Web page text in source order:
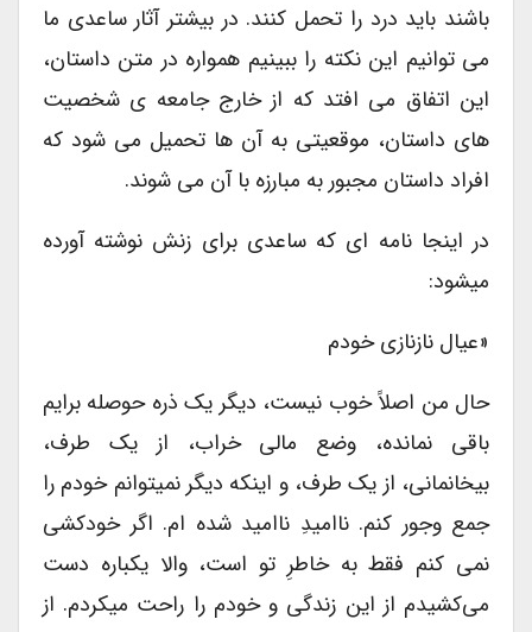
باشند باید درد را تحمل کنند. در بیشتر آثار ساعدی ما
می توانیم این نکته را ببینیم همواره در متن داستان،
این اتفاق می افتد که از خارج جامعه ی شخصیت
های داستان، موقعیتی به آن ها تحمیل می شود که
افراد داستان مجبور به مبارزه با آن می شوند.
در اینجا نامه ای که ساعدی برای زنش نوشته آورده
میشود:
«عیال نازنازی خودم
حال من اصلاً خوب نیست، دیگر یک ‌ذره حوصله برایم
باقی نمانده، وضع مالی خراب، از یک طرف،
بیخانمانی، از یک ‌طرف، و اینکه دیگر نمیتوانم خودم را
جمع وجور کنم. ناامیدِ ناامید شده ام. اگر خودکشی
نمی کنم فقط به خاطرِ تو است، والا یکباره دست
می‌کشیدم از این زندگی و خودم را راحت میکردم. از